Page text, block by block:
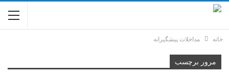
خانه مداخلات پیشگیرانه
مرور برچسب